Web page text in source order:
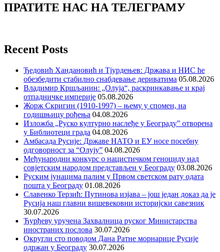
ПРАТИТЕ НАС НА ТЕЛЕГРАМУ
Recent Posts
Ђедовић Хандановић и Тјурдењев: Држава и НИС ће
обезбедити стабилно снабдевање дериватима 05.08.2026
Владимир Кршљанин: „Олуја“, раскринкавање и крај
отпадничке империје 05.08.2026
Жорж Скригин (1910-1997) – њему у спомен, на
годишњицу рођења 04.08.2026
Изложба „Руско културно наслеђе у Београду” отворена
у Библиотеци града 04.08.2026
Амбасада Русије: Државе НАТО и ЕУ носе посебну
одговорност за “Олују” 04.08.2026
Међународни конкурс о нацистичком геноциду над
совјетским народом представљен у Београду 03.08.2026
Руским јунацима палим у Првом светском рату одата
пошта у Београду 01.08.2026
Славенко Терзић: Путинова изјава – још један доказ да је
Русија наш главни вишевековни историјски савезник
30.07.2026
Ђурђеву уручена Захвалница руског Министарства
иностраних послова 30.07.2026
Округли сто поводом Дана Ратне морнарице Русије
одржан у Београду 30.07.2026